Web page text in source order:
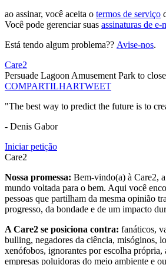
ao assinar, você aceita o termos de serviço
Você pode gerenciar suas assinaturas de e-
Está tendo algum problema?? Avise-nos.
Care2
Persuade Lagoon Amusement Park to
COMPARTILHARTWEET
"The best way to predict the future is to
- Denis Gabor
Iniciar petição
Care2
Nossa promessa: Bem-vindo(a) à Care2,
mundo voltada para o bem. Aqui você
pessoas que partilham da mesma opinião
progresso, da bondade e de um impacto
A Care2 se posiciona contra: fanáticos,
bulling, negadores da ciência, misóginos,
xenófobos, ignorantes por escolha própria,
empresas poluidoras do meio ambiente e